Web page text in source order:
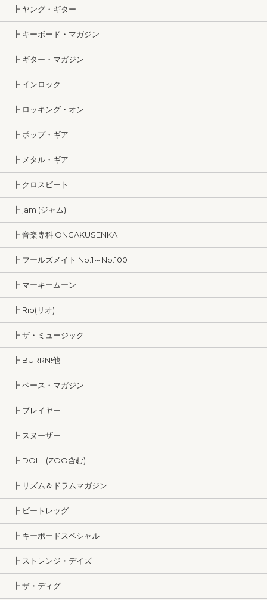
┣ ヤング・ギター
┣ キーボード・マガジン
┣ ギター・マガジン
┣ インロック
┣ ロッキング・オン
┣ ポップ・ギア
┣ メタル・ギア
┣ クロスビート
┣ jam (ジャム)
┣ 音楽専科 ONGAKUSENKA
┣ フールズメイト No.1～No.100
┣ マーキームーン
┣ Rio(リオ)
┣ ザ・ミュージック
┣ BURRN!他
┣ ベース・マガジン
┣ プレイヤー
┣ スヌーザー
┣ DOLL (ZOO含む)
┣ リズム＆ドラムマガジン
┣ ビートレッグ
┣ キーボードスペシャル
┣ ストレンジ・デイズ
┣ ザ・ディグ